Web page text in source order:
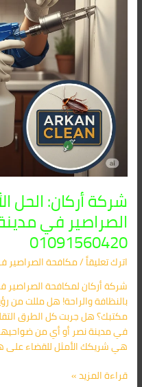
شركة أركان: الحل
الصراصير في
01091560420
اترك تعليقاً/مكافحة
شركة أركان لمكافحة الصراصير
بالنظافة والراحة! هل مللت من
مكتبك؟ هل جربت كل الطرق
في مدينة نصر أو أي من
هي شريكك الأمثل للقضاء على
وضواحيها
01091560420
قراءة المزيد »